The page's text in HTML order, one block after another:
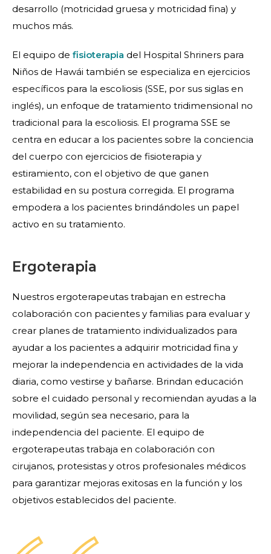
desarrollo (motricidad gruesa y motricidad fina) y
muchos más.
El equipo de fisioterapia del Hospital Shriners para
Niños de Hawái también se especializa en ejercicios
específicos para la escoliosis (SSE, por sus siglas en
inglés), un enfoque de tratamiento tridimensional no
tradicional para la escoliosis. El programa SSE se
centra en educar a los pacientes sobre la conciencia
del cuerpo con ejercicios de fisioterapia y
estiramiento, con el objetivo de que ganen
estabilidad en su postura corregida. El programa
empodera a los pacientes brindándoles un papel
activo en su tratamiento.
Ergoterapia
Nuestros ergoterapeutas trabajan en estrecha
colaboración con pacientes y familias para evaluar y
crear planes de tratamiento individualizados para
ayudar a los pacientes a adquirir motricidad fina y
mejorar la independencia en actividades de la vida
diaria, como vestirse y bañarse. Brindan educación
sobre el cuidado personal y recomiendan ayudas a la
movilidad, según sea necesario, para la
independencia del paciente. El equipo de
ergoterapeutas trabaja en colaboración con
cirujanos, protesistas y otros profesionales médicos
para garantizar mejoras exitosas en la función y los
objetivos establecidos del paciente.